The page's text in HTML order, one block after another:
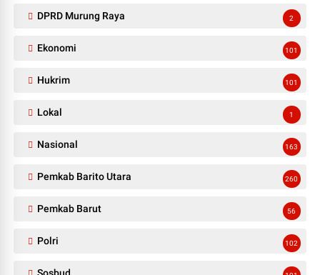
DPRD Murung Raya 2
Ekonomi 101
Hukrim 101
Lokal 1
Nasional 163
Pemkab Barito Utara 260
Pemkab Barut 56
Polri 102
Sosbud